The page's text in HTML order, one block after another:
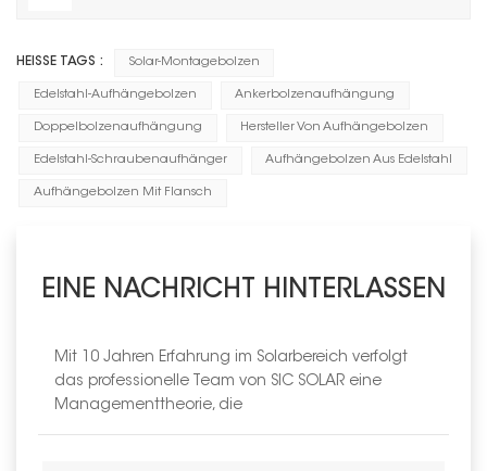
HEISSE TAGS : Solar-Montagebolzen
Edelstahl-Aufhängebolzen Ankerbolzenaufhängung
Doppelbolzenaufhängung Hersteller Von Aufhängebolzen
Edelstahl-Schraubenaufhänger Aufhängebolzen Aus Edelstahl
Aufhängebolzen Mit Flansch
EINE NACHRICHT HINTERLASSEN
Mit 10 Jahren Erfahrung im Solarbereich verfolgt
das professionelle Team von SIC SOLAR eine
Managementtheorie, die